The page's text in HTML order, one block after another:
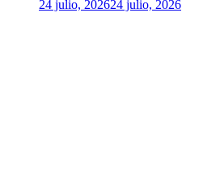
24 julio, 202624 julio, 2026